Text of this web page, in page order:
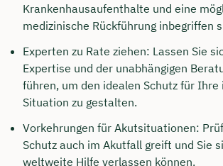
Krankenhausaufenthalte und eine
medizinische Rückführung inbegriffen
Experten zu Rate ziehen: Lassen Sie
Expertise und der unabhängigen
führen, um den idealen Schutz für Ihre
Situation zu gestalten.
Vorkehrungen für Akutsituationen:
Schutz auch im Akutfall greift und Sie
weltweite Hilfe verlassen können.